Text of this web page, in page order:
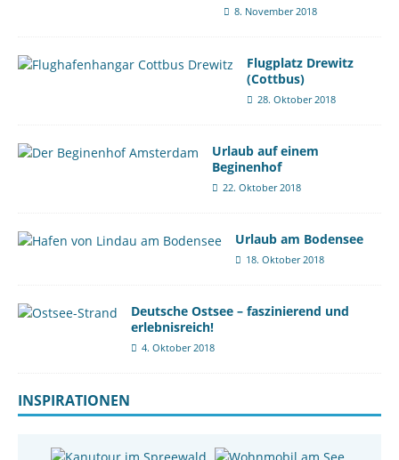
8. November 2018
Flugplatz Drewitz
(Cottbus)
28. Oktober 2018
Urlaub auf einem
Beginenhof
22. Oktober 2018
Urlaub am Bodensee
18. Oktober 2018
Deutsche Ostsee – faszinierend und
erlebnisreich!
4. Oktober 2018
INSPIRATIONEN